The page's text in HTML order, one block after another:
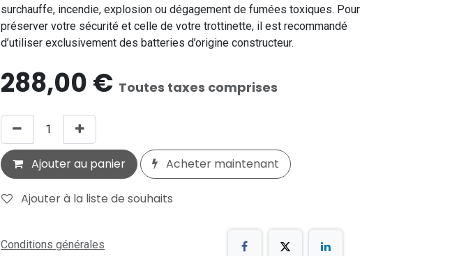
surchauffe, incendie, explosion ou dégagement de fumées toxiques. Pour
préserver votre sécurité et celle de votre trottinette, il est recommandé
d’utiliser exclusivement des batteries d’origine constructeur.
288,00€ Toutes taxes comprises
Ajouter au panier Acheter maintenant
Ajouter à la liste de souhaits
Conditions générales